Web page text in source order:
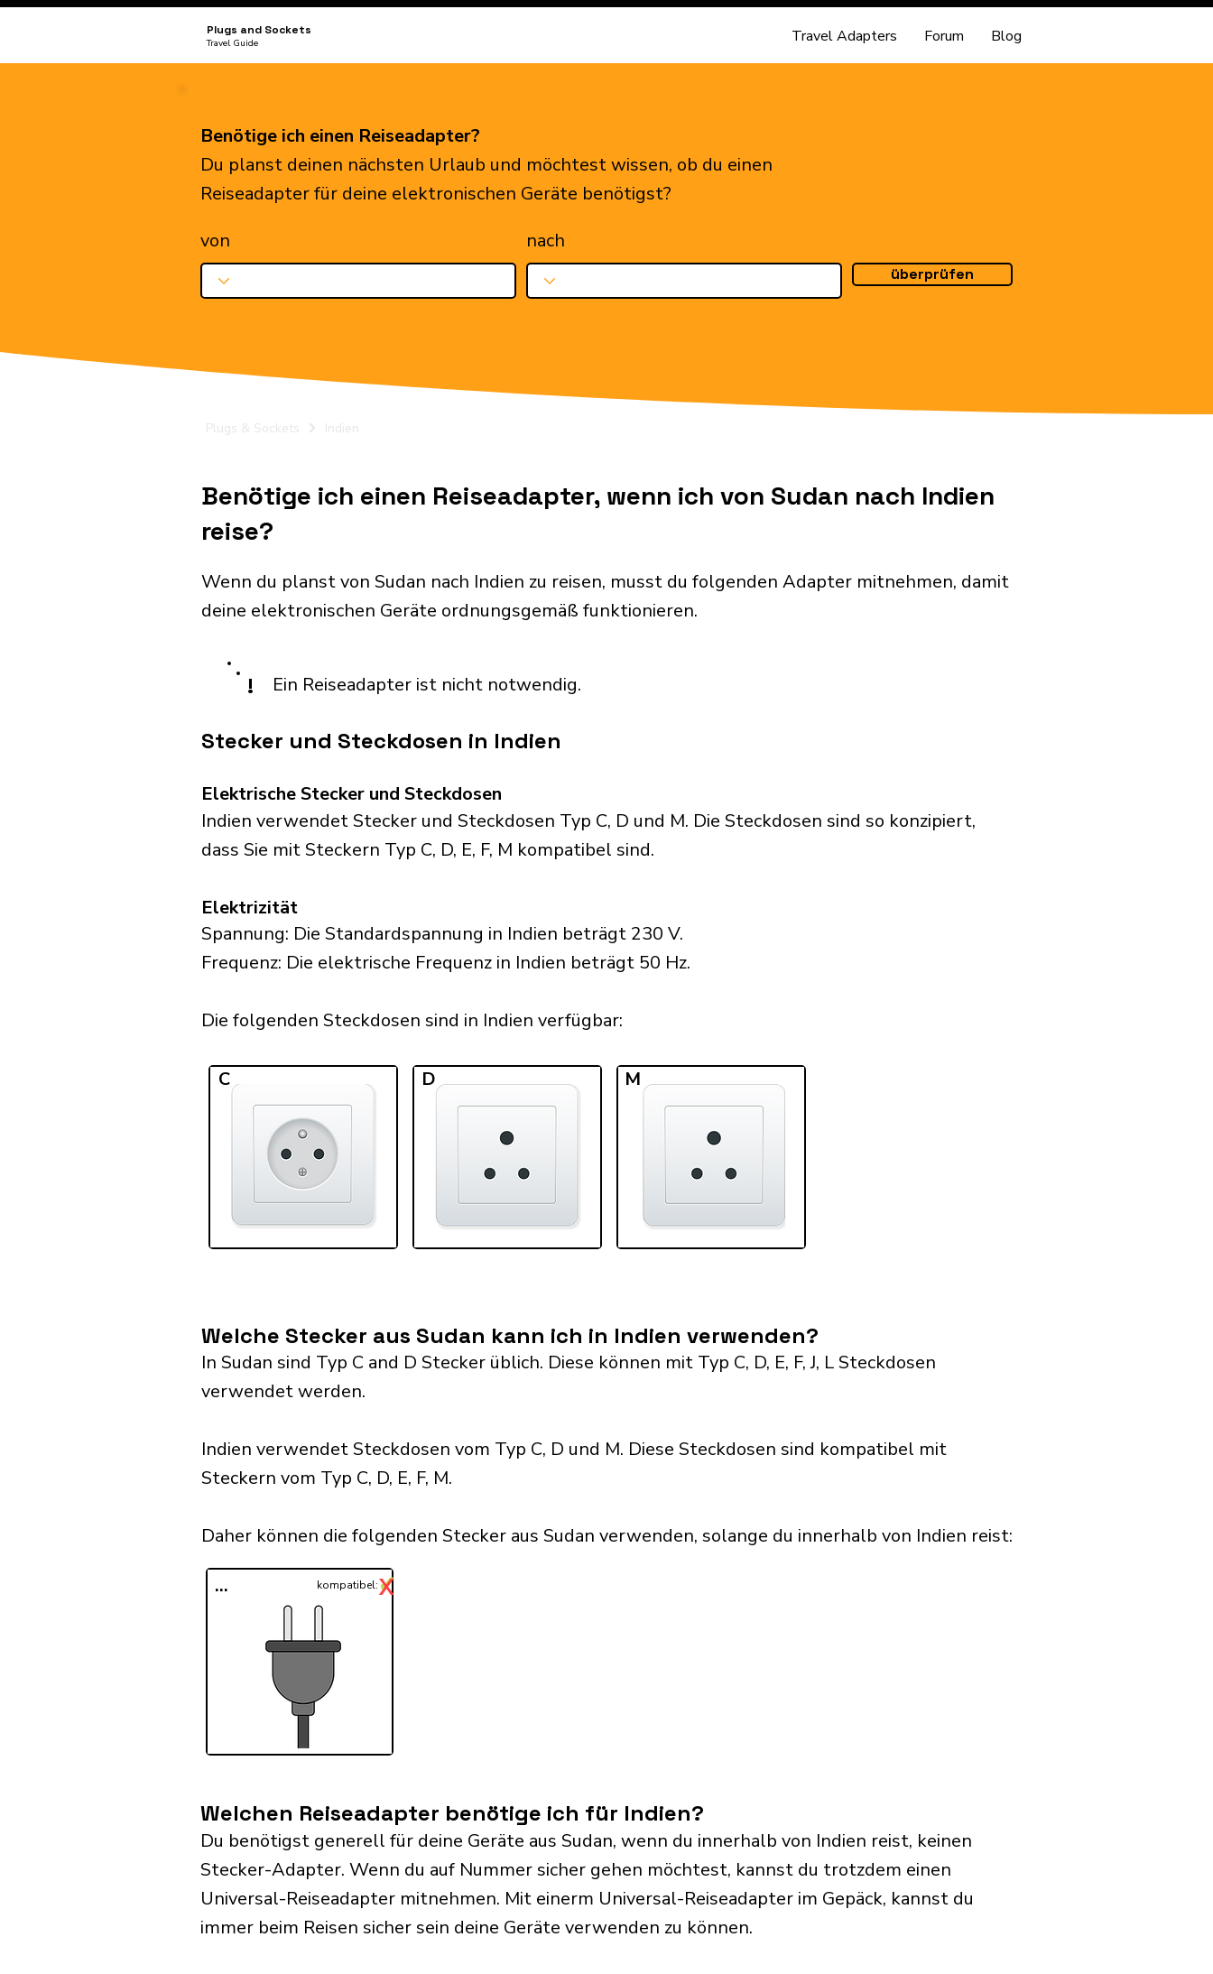
Plugs and Sockets
Travel Guide Travel Adapters Forum Blog
Benötige ich einen Reiseadapter?
Du planst deinen nächsten Urlaub und möchtest wissen, ob du einen
Reiseadapter für deine elektronischen Geräte benötigst?
von
nach
überprüfen
Plugs & Sockets Indien
Benötige ich einen Reiseadapter, wenn ich von Sudan nach Indien
reise?
Wenn du planst von Sudan nach Indien zu reisen, musst du folgenden Adapter mitnehmen, damit
deine elektronischen Geräte ordnungsgemäß funktionieren.
! Ein Reiseadapter ist nicht notwendig.
Stecker und Steckdosen in Indien
Elektrische Stecker und Steckdosen
Indien verwendet Stecker und Steckdosen Typ C, D und M. Die Steckdosen sind so konzipiert,
dass Sie mit Steckern Typ C, D, E, F, M kompatibel sind.
Elektrizität
Spannung: Die Standardspannung in Indien beträgt 230 V.
Frequenz: Die elektrische Frequenz in Indien beträgt 50 Hz.
Die folgenden Steckdosen sind in Indien verfügbar:​
C D M
Welche Stecker aus Sudan kann ich in Indien verwenden?
In Sudan sind Typ C and D Stecker üblich. Diese können mit Typ C, D, E, F, J, L Steckdosen
verwendet werden.
Indien verwendet Steckdosen vom Typ C, D und M. Diese Steckdosen sind kompatibel mit
Steckern vom Typ C, D, E, F, M.
Daher können die folgenden Stecker aus Sudan verwenden, solange du innerhalb von Indien reist:​
... ✓
kompatibel:X
Welchen Reiseadapter benötige ich für Indien?
Du benötigst generell für deine Geräte aus Sudan, wenn du innerhalb von Indien reist, keinen
Stecker-Adapter. Wenn du auf Nummer sicher gehen möchtest, kannst du trotzdem einen
Universal-Reiseadapter mitnehmen. Mit einerm Universal-Reiseadapter im Gepäck, kannst du
immer beim Reisen sicher sein deine Geräte verwenden zu können.